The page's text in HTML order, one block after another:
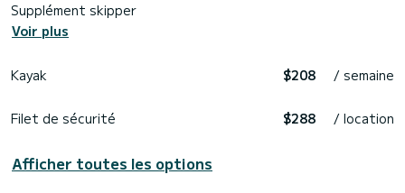
Supplément skipper
Voir plus
Kayak $208 / semaine
Filet de sécurité $288 / location
Afficher toutes les options